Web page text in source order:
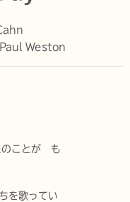
Weston
ことが も
を歌ってい